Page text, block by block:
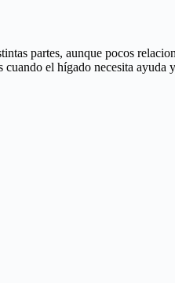
partes, aunque pocos
el hígado necesita ayuda